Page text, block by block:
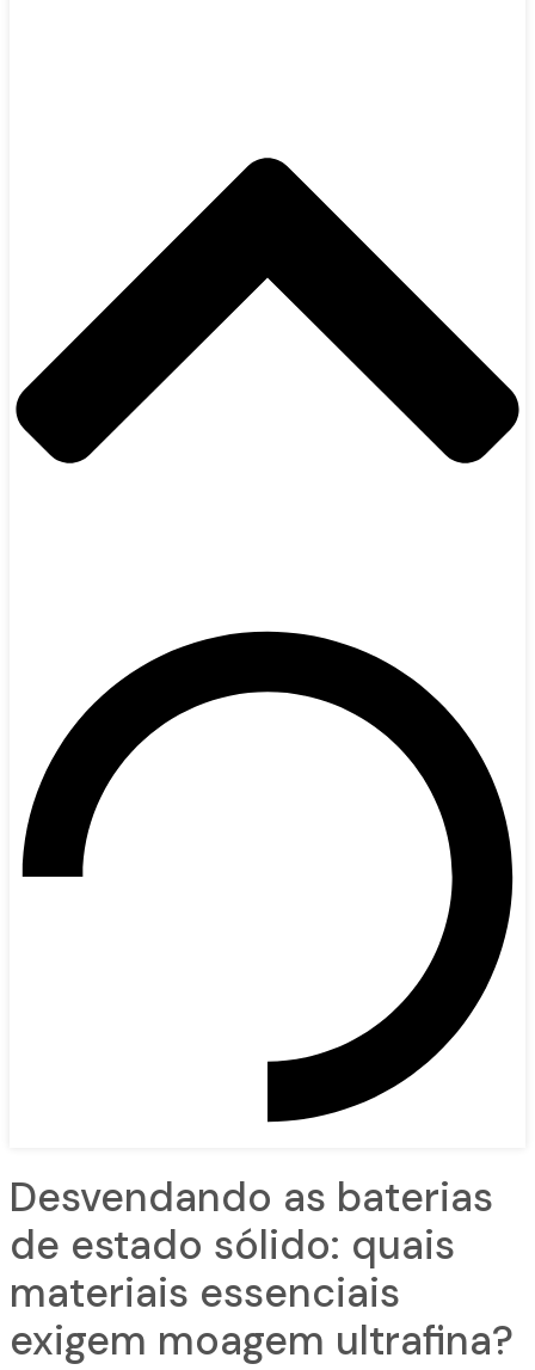
Desvendando as baterias
de estado sólido: quais
materiais essenciais
exigem moagem ultrafina?